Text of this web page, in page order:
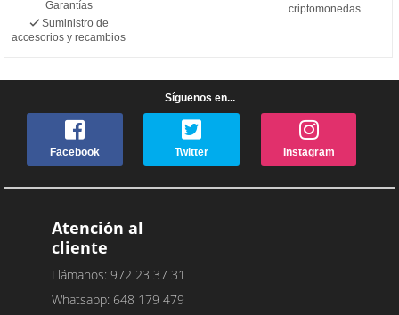
Garantías
Suministro de
accesorios y recambios
criptomonedas
Síguenos en...
Facebook Twitter Instagram
Atención al
cliente
Llámanos: 972 23 37 31
Whatsapp: 648 179 479